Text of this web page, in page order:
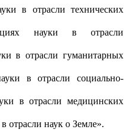
в отрасли технических
науки в отрасли
в отрасли гуманитарных
в отрасли социально-
в отрасли медицинских
отрасли наук о Земле».